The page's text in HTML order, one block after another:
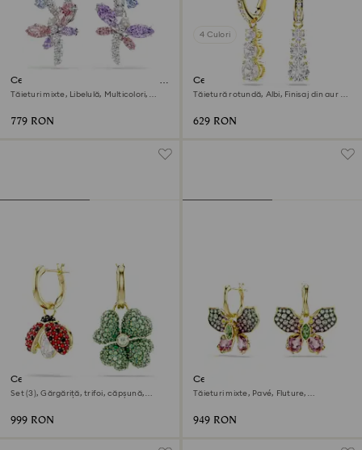
Cercei cu drop Ariana Grande x
Swarovski
Tăieturi mixte, Libelulă, Multicolori,
779 RON
4 Culori
Cercei rotunzi Stilla Attract
Tăietură rotundă, Albi, Finisaj din aur de
629 RON
Cercei cu drop Idyllia
Set (3), Gărgăriță, trifoi, căpșună,
999 RON
Cercei cu drop Idyllia
Tăieturi mixte, Pavé, Fluture,
949 RON